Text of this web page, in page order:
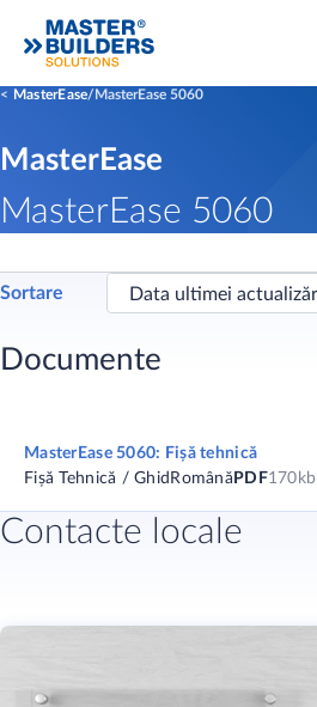
MasterEase MasterEase 5060
MasterEase
MasterEase 5060
Sortare
Documente
MasterEase 5060: Fișă tehnică
Fișă Tehnică / Ghid Română PDF170kb
Contacte locale